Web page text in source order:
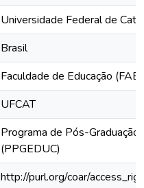
Universidade Federal de
Brasil
Faculdade de Educação (FAE)
UFCAT
Programa de Pós-
(PPGEDUC)
http://purl.org/coar/